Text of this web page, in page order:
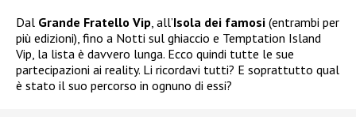
Dal Grande Fratello Vip, all’Isola dei famosi (entrambi per
più edizioni), fino a Notti sul ghiaccio e Temptation Island
Vip, la lista è davvero lunga. Ecco quindi tutte le sue
partecipazioni ai reality. Li ricordavi tutti? E soprattutto qual
è stato il suo percorso in ognuno di essi?